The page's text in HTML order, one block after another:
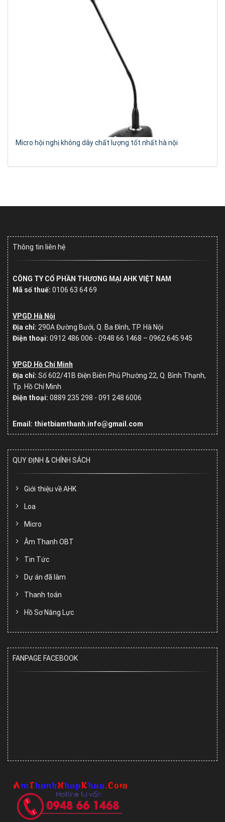
Micro hội nghị không dây chất lượng tốt nhất hà nội
Thông tin liên hệ
CÔNG TY CỔ PHẦN THƯƠNG MẠI AHK VIỆT NAM
Mã số thuế: 0106 63 64 69
VPGD Hà Nội
Địa chỉ: 290A Đường Bưởi, Q. Ba Đình, TP. Hà Nội
Điện thoại: 0912 486 006 - 0948 66 1468 – 0962.645.945
VPGD Hồ Chí Minh
Địa chỉ: Số602/41B Điện Biên Phủ Phường 22, Q. Bình Thạnh,
Tp. Hồ Chí Minh
Điện thoại: 0889 235 298 - 091 248 6006
Email: thietbiamthanh.info@gmail.com
QUY ĐỊNH & CHÍNH SÁCH
Giới thiệu về AHK
Loa
Micro
Âm Thanh OBT
Tin Tức
Dự án đã làm
Thanh toán
Hồ Sơ Năng Lực
FANPAGE FACEBOOK